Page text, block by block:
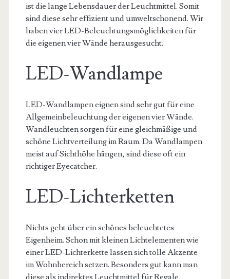
ist die lange Lebensdauer der Leuchtmittel. Somit
sind diese sehr effizient und umweltschonend. Wir
haben vier LED-Beleuchtungsmöglichkeiten für
die eigenen vier Wände herausgesucht.
LED-Wandlampe
LED-Wandlampen eignen sind sehr gut für eine
Allgemeinbeleuchtung der eigenen vier Wände.
Wandleuchten sorgen für eine gleichmäßige und
schöne Lichtverteilung im Raum. Da Wandlampen
meist auf Sichthöhe hängen, sind diese oft ein
richtiger Eyecatcher.
LED-Lichterketten
Nichts geht über ein schönes beleuchtetes
Eigenheim. Schon mit kleinen Lichtelementen wie
einer LED-Lichterkette lassen sich tolle Akzente
im Wohnbereich setzen. Besonders gut kann man